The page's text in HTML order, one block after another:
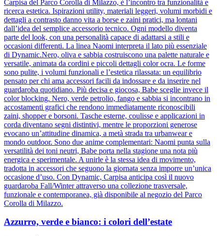
Carpisa del Parco Corolla di Milazzo, è l’incontro tra funzionalità e
ricerca estetica. Ispirazioni utility, materiali leggeri, volumi morbidi e
dettagli a contrasto danno vita a borse e zaini pratici, ma lontani
dall’idea del semplice accessorio tecnico. Ogni modello diventa
parte del look, con una personalità capace di adattarsi a stili e
occasioni differenti. La linea Naomi interpreta il lato più essenziale
di Dynamic.Nero, oliva e sabbia costruiscono una palette naturale e
versatile, animata da cordini e piccoli dettagli color ocra. Le forme
sono pulite, i volumi funzionali e l’estetica rilassata: un equilibrio
pensato per chi ama accessori facili da indossare e da inserire nel
guardaroba quotidiano. Più decisa e giocosa, Babe sceglie invece il
color blocking. Nero, verde petrolio, fango e sabbia si incontrano in
accostamenti grafici che rendono immediatamente riconoscibili
zaini, shopper e borsoni. Tasche esterne, coulisse e applicazioni in
corda diventano segni distintivi, mentre le proporzioni generose
evocano un’attitudine dinamica, a metà strada tra urbanwear e
mondo outdoor. Sono due anime complementari: Naomi punta sulla
versatilità dei toni neutri, Babe porta nella stagione una nota più
energica e sperimentale. A unirle è la stessa idea di movimento,
tradotta in accessori che seguono la giornata senza imporre un’unica
occasione d’uso. Con Dynamic, Carpisa anticipa così il nuovo
guardaroba Fall/Winter attraverso una collezione trasversale,
funzionale e contemporanea, già disponibile al negozio del Parco
Corolla di Milazzo.
Azzurro, verde e bianco: i colori dell’estate